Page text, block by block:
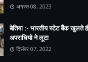
अगस्त 08, 2023
बेतिया :- भारतीय स्टेट बैंक खुलते
अपराधियो ने लूटा
दिसंबर 07, 2022